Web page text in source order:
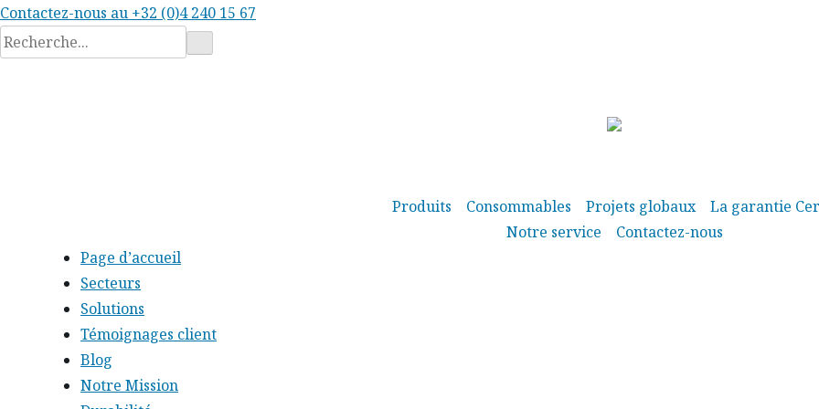
Contactez-nous au +32 (0)4 240 15 67
Rechercher
:
Produits Consommables Projets globaux
La garantie
Notre service
Contactez-nous
Page d’accueil
Secteurs
Solutions
Témoignages client
Blog
Notre Mission